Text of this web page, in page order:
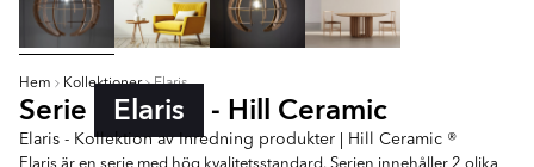
Hem Kollektioner Elaris
Serie Elaris - Hill Ceramic
Elaris - Kollektion av Inredning produkter | Hill Ceramic ®